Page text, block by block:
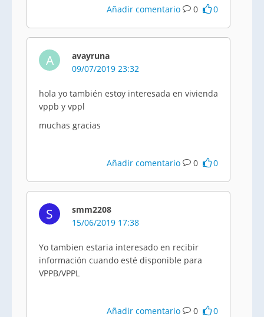
Añadir comentario 0 0
A
avayruna
09/07/2019 23:32
hola yo también estoy interesada en vivienda
vppb y vppl
muchas gracias
Añadir comentario 0 0
S
smm2208
15/06/2019 17:38
Yo tambien estaria interesado en recibir
información cuando esté disponible para
VPPB/VPPL
Añadir comentario 0 0